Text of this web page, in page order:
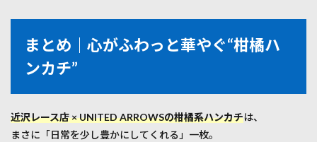
まとめ｜心がふわっと華やぐ“柑橘ハ
ンカチ”
近沢レース店 × UNITED ARROWSの柑橘系ハンカチは、
まさに「日常を少し豊かにしてくれる」一枚。